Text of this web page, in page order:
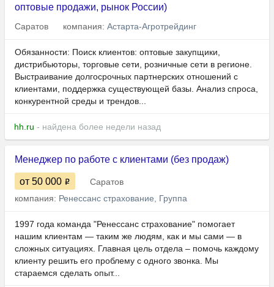
оптовые продажи, рынок России)
Саратов компания: Астарта-Агротрейдинг
Обязанности: Поиск клиентов: оптовые закупщики,
дистрибьюторы, торговые сети, розничные сети в регионе.
Выстраивание долгосрочных партнерских отношений с
клиентами, поддержка существующей базы. Анализ спроса,
конкурентной среды и трендов...
hh.ru - найдена более недели назад
Менеджер по работе с клиентами (без продаж)
от 50 000
Саратов
компания: Ренессанс cтрахование, Группа
1997 года команда "Ренессанс страхование" помогает
нашим клиентам — таким же людям, как и мы сами — в
сложных ситуациях. Главная цель отдела – помочь каждому
клиенту решить его проблему с одного звонка. Мы
стараемся сделать опыт...